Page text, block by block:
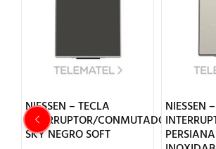
NIESSEN – TECLA
INTERRUPTOR/CONMUTADOR
SKY NEGRO SOFT
NIESSEN